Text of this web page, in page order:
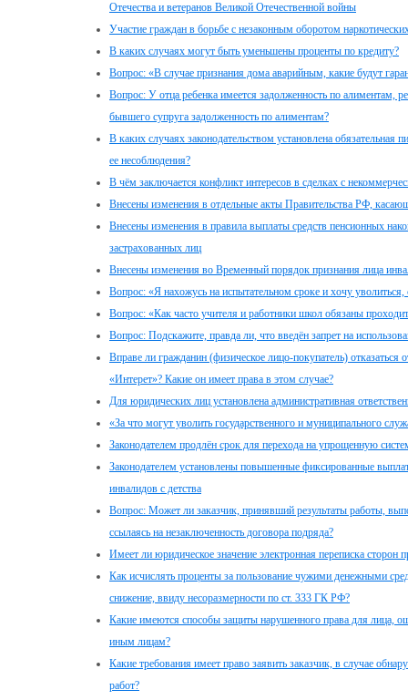
Отечества и ветеранов Великой Отечественной войны
Участие граждан в борьбе с незаконным оборотом
В каких случаях могут быть уменьшены проценты по кредиту?
Вопрос: «В случае признания дома аварийным, какие будут
Вопрос: У отца ребенка имеется задолженность по алиментам,
бывшего супруга задолженность по алиментам?
В каких случаях законодательством установлена обязательная
ее несоблюдения?
В чём заключается конфликт интересов в сделках с
Внесены изменения в отдельные акты Правительства РФ,
Внесены изменения в правила выплаты средств пенсионных
застрахованных лиц
Внесены изменения во Временный порядок признания лица
Вопрос: «Я нахожусь на испытательном сроке и хочу
Вопрос: «Как часто учителя и работники школ обязаны
Вопрос: Подскажите, правда ли, что введён запрет на
Вправе ли гражданин (физическое лицо-покупатель) отказаться
«Интерет»? Какие он имеет права в этом случае?
Для юридических лиц установлена административная
«За что могут уволить государственного и муниципального
Законодателем продлён срок для перехода на упрощенную
Законодателем установлены повышенные фиксированные
инвалидов с детства
Вопрос: Может ли заказчик, принявший результаты работы,
ссылаясь на незаключенность договора подряда?
Имеет ли юридическое значение электронная переписка
Как исчислять проценты за пользование чужими денежными
снижение, ввиду несоразмерности по ст. 333 ГК РФ?
Какие имеются способы защиты нарушенного права для лица,
иным лицам?
Какие требования имеет право заявить заказчик, в случае
работ?